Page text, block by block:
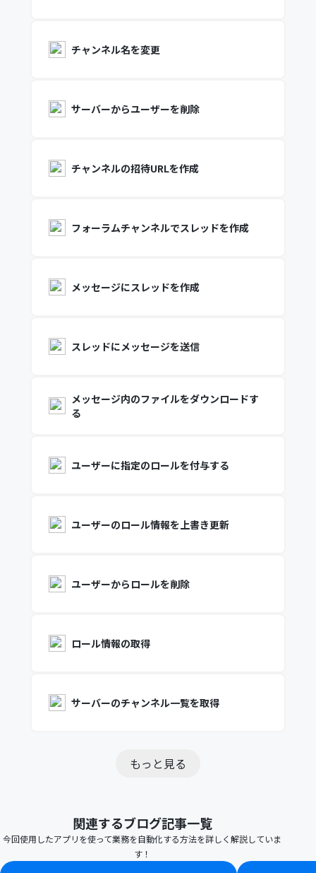
チャンネル名を変更
サーバーからユーザーを削除
チャンネルの招待URLを作成
フォーラムチャンネルでスレッドを作成
メッセージにスレッドを作成
スレッドにメッセージを送信
メッセージ内のファイルをダウンロードす
る
ユーザーに指定のロールを付与する
ユーザーのロール情報を上書き更新
ユーザーからロールを削除
ロール情報の取得
サーバーのチャンネル一覧を取得
もっと見る
関連するブログ記事一覧
今回使用したアプリを使って業務を自動化する方法を詳しく解説していま
す！